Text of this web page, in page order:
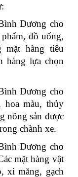
Dương cho
đồ uống,
mặt hàng tiêu
hàng lựa chọn
Dương cho
hoa màu, thủy
nông sản được
chành xe.
Dương cho
mặt hàng vật
xi măng, gạch